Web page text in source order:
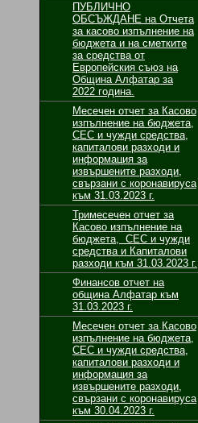
ПУБЛИЧНО
ОБСЪЖДАНЕ на Отчета
за касово изпълнение на
бюджета и на сметките
за средства от
Европейския съюз на
Община Алфатар за
2022 година.
Месечен отчет за Касово
изпълнение на бюджета,
СЕС и чужди средства,
капиталови разходи и
информация за
извършените разходи,
свързани с коронавируса
към 31.03.2023 г.
Тримесечен отчет за
Касово изпълнение на
бюджета, СЕС и чужди
средства и Капиталови
разходи към 31.03.2023 г.
Финансов отчет на
община Алфатар към
31.03.2023 г.
Месечен отчет за Касово
изпълнение на бюджета,
СЕС и чужди средства,
капиталови разходи и
информация за
извършените разходи,
свързани с коронавируса
към 30.04.2023 г.